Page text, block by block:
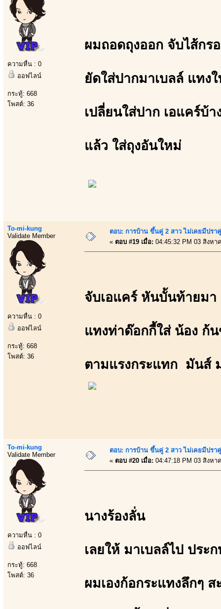
ความหื่น : 0
ออฟไลน์
กระทู้: 668
โพสต์: 36
ผมถอดถุงออก จับไส้กร
ยัดใส่ปากมาเบลล์ แทง
เปลี่ยนใส่ปาก เอแคร์บ้า
แล้ว ใส่ถุงอันใหม่
To-mi-kung
Validate Member
ความหื่น : 0
ออฟไลน์
กระทู้: 668
โพสต์: 36
ตอบ: การบ้าน ขึ้นคู่ 2 สาว ไม่เคยมีปร
« ตอบ #19 เมื่อ: 04:45:32 PM 03 สิงหา
จับเอแคร์ หันบั้นท้ายมา
แทงท่าด๊อกกี้ใส่ น้อง ก้น
ตามแรงกระแทก มันส์
To-mi-kung
Validate Member
ความหื่น : 0
ออฟไลน์
กระทู้: 668
โพสต์: 36
ตอบ: การบ้าน ขึ้นคู่ 2 สาว ไม่เคยมีปร
« ตอบ #20 เมื่อ: 04:47:18 PM 03 สิงหา
นางร้องลั่น
เลยให้ มาเบลล์ไป ประ
ผมเองก้อกระแทงลึกๆ ส